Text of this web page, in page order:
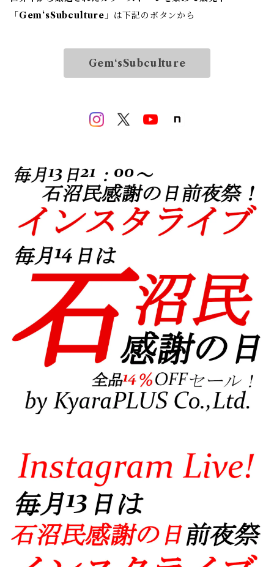
「 Gem‘sSubculture 」は下記のボタンから
Gem‘sSubculture